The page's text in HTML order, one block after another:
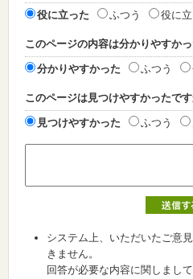
役に立った ふつう 役に
このページの内容は分かりやすか
分かりやすかった ふつう
このページは見つけやすかったです
見つけやすかった ふつう
システム上、いただいたご意
きません。
回答が必要な内容に関しまし